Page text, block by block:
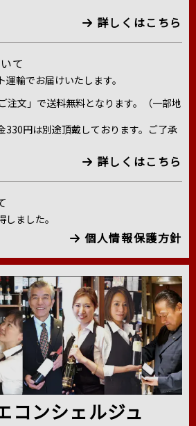
詳しくはこちら
て
輸でお届けいたします。
注文」で送料無料となります。（一部地
円は別途頂戴しております。ご了承
詳しくはこちら
ました。
個人情報保護方針
コンシェルジュ